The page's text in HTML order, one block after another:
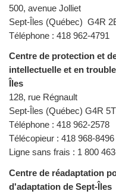
500, avenue Jolliet
Sept-Îles (Québec) G4R
Téléphone : 418 962-4791
Centre de protection et
intellectuelle et en
Îles
128, rue Régnault
Sept-Îles (Québec) G4R
Téléphone : 418 962-2578
Télécopieur : 418 968-8496
Ligne sans frais : 1 800
Centre de réadaptation
d'adaptation de Sept-Îles